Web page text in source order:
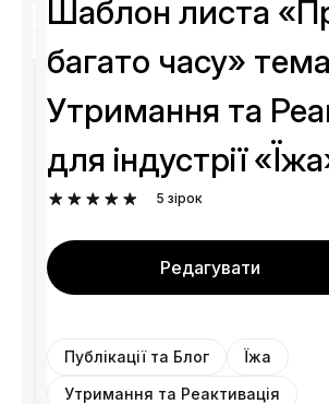
Шаблон листа
багато часу»
Утримання та
для індустрії
5 зірок
Редагувати
Публікації та Блог
Їжа
Утримання та Реактивація